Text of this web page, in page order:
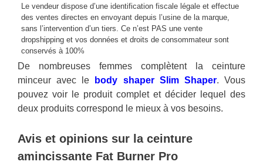
Le vendeur dispose d’une identification fiscale légale et effectue
des ventes directes en envoyant depuis l’usine de la marque,
sans l’intervention d’un tiers. Ce n’est PAS une vente
dropshipping et vos données et droits de consommateur sont
conservés à 100%
De nombreuses femmes complètent la ceinture
minceur avec le
body shaper Slim Shaper. Vous
pouvez voir le produit complet et décider lequel des
deux produits correspond le mieux à vos besoins.
Avis et opinions sur la ceinture
amincissante Fat Burner Pro